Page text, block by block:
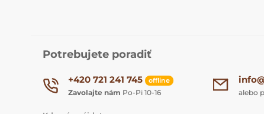
Potrebujete poradiť
+420 721 241 745 offline
Zavolajte nám Po-Pi 10-16 alebo